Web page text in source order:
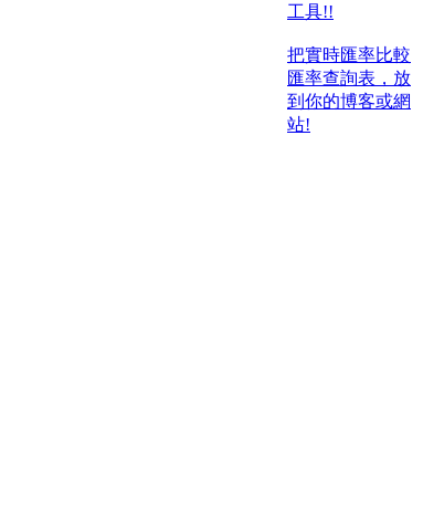
工具!!
把實時匯率比較
匯率查詢表，放
到你的博客或網
站!